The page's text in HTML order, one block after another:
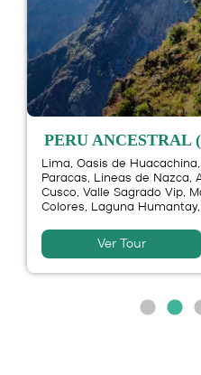
PERU ANCESTRAL
Lima, Oasis de
Paracas, Lineas de Nazca,
Cusco, Valle Sagrado Vip,
Colores, Laguna
Ver Tour